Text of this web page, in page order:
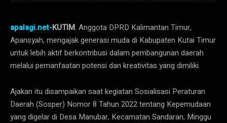
apalagi.net-KUTIM. Anggota DPRD Kalimantan Timur,
Apansyah, mengajak generasi muda di Kabupaten Kutai Timur
untuk lebih aktif berkontribusi dalam pembangunan daerah
melalui pemanfaatan potensi dan kreativitas yang dimiliki.
Ajakan itu disampaikan saat kegiatan Sosialisasi Peraturan
Daerah (Sosper) Nomor 8 Tahun 2022 tentang Kepemudaan
yang digelar di Desa Manubar, Kecamatan Sandaran, Minggu